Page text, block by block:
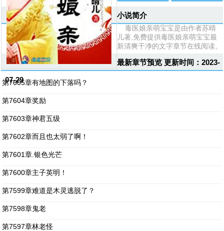
小说简介
毒医娘亲萌宝宝是由作者苏晴
儿著,免费提供毒医娘亲萌宝宝最
新清爽干净的文字章节在线阅读。
最新章节预览 更新时间：2023-
07-29
第7605章有地图的下落吗？
第7604章奖励
第7603章神君五级
第7602章而且也太弱了啊！
第7601章.银色光芒
第7600章主子英明！
第7599章难道是木灵逃脱了？
第7598章鬼老
第7597章林老怪